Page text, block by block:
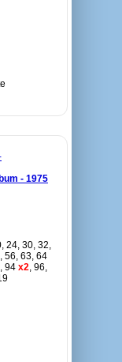
- 1975
24, 30, 32,
56, 63, 64
94 x2, 96,